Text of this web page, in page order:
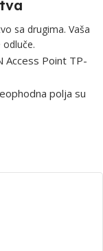
sa drugima. Vaša
Access Point TP-
polja su